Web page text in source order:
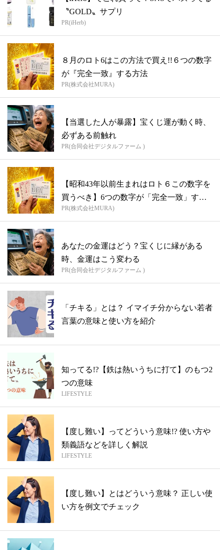
〝GOLD〟サプリ
PR(iHerb)
８月のロト6はこの方法で買え!!６つの数字
が『完全一致』する方法
PR(株式会社MURA)
【当選した人が暴露】宝くじ運が動く時、
必ずある前触れ
PR(合同会社デジタルファーム )
【昭和43年以前生まれはロト６この数字を
買うべき】6つの数字が「完全一致」する
方...
PR(株式会社MURA)
あなたの金運はどう？宝くじに縁がある
時、金運はこう変わる
PR(合同会社デジタルファーム )
「チキる」とは？ イマイチ分からない若者
言葉の意味と使い方を紹介
知ってる!?【鉄は熱いうちに打て】のもつ2
つの意味
LIFESTYLE
【度し難い】ってどういう意味!? 使い方や
類義語などを詳しく解説
LIFESTYLE
【度し難い】とはどういう意味？ 正しい使
い方を例文でチェック